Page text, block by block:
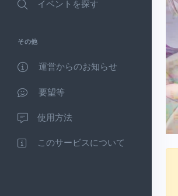
イベントを探す
その他
運営からのお知らせ
要望等
使用方法
このサービスについて